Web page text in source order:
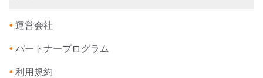
• 運営会社
• パートナープログラム
• 利用規約